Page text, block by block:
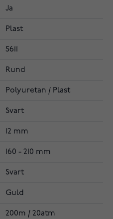
Ja
Plast
5611
Rund
Polyuretan / Plast
Svart
12 mm
160 - 210 mm
Svart
Guld
200m / 20atm